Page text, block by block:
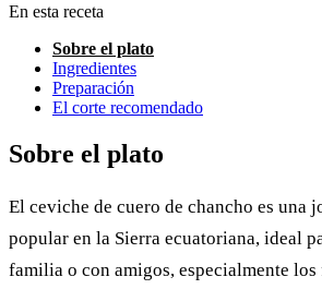
En esta receta
Sobre el plato
Ingredientes
Preparación
El corte recomendado
Sobre el plato
El ceviche de cuero de chancho es una
popular en la Sierra ecuatoriana, ideal
familia o con amigos, especialmente los